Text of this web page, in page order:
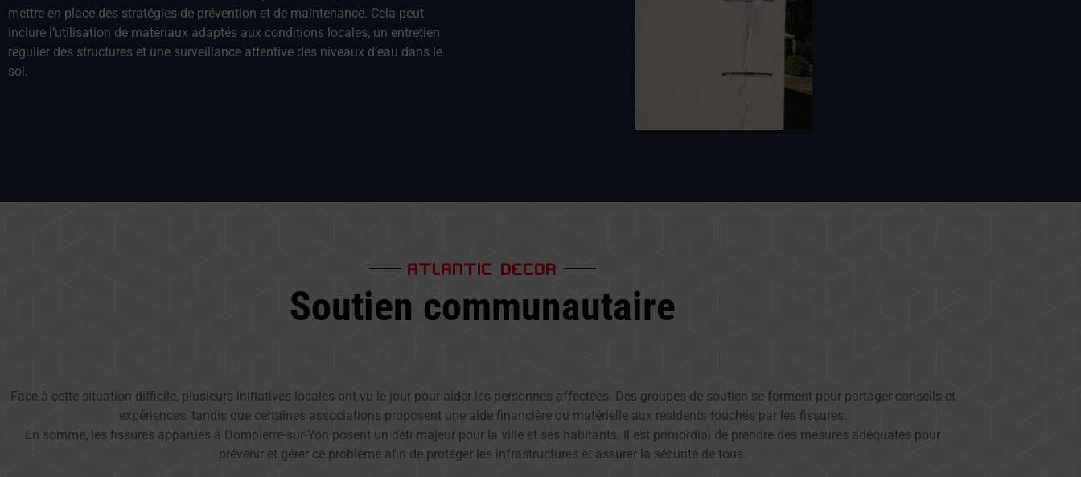
mettre en place des stratégies de prévention et de maintenance. Cela peut
inclure l’utilisation de matériaux adaptés aux conditions locales, un entretien
régulier des structures et une surveillance attentive des niveaux d’eau dans le
sol.
ATLANTIC DECOR
Soutien communautaire
Face à cette situation difficile, plusieurs initiatives locales ont vu le jour pour aider les personnes affectées. Des groupes de soutien se forment pour partager conseils et
expériences, tandis que certaines associations proposent une aide financière ou matérielle aux résidents touchés par les fissures.
En somme, les fissures apparues à Dompierre-sur-Yon posent un défi majeur pour la ville et ses habitants. Il est primordial de prendre des mesures adéquates pour
prévenir et gérer ce problème afin de protéger les infrastructures et assurer la sécurité de tous.